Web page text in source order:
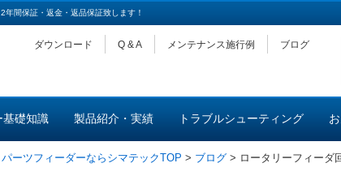
間保証・返金・返品保証致します！
ダウンロード Q & A メンテナンス施行例 ブログ
基礎知識 製品紹介・実績 トラブルシューティング
パーツフィーダーならシマテックTOP > ブログ > ロータリーフィーダ